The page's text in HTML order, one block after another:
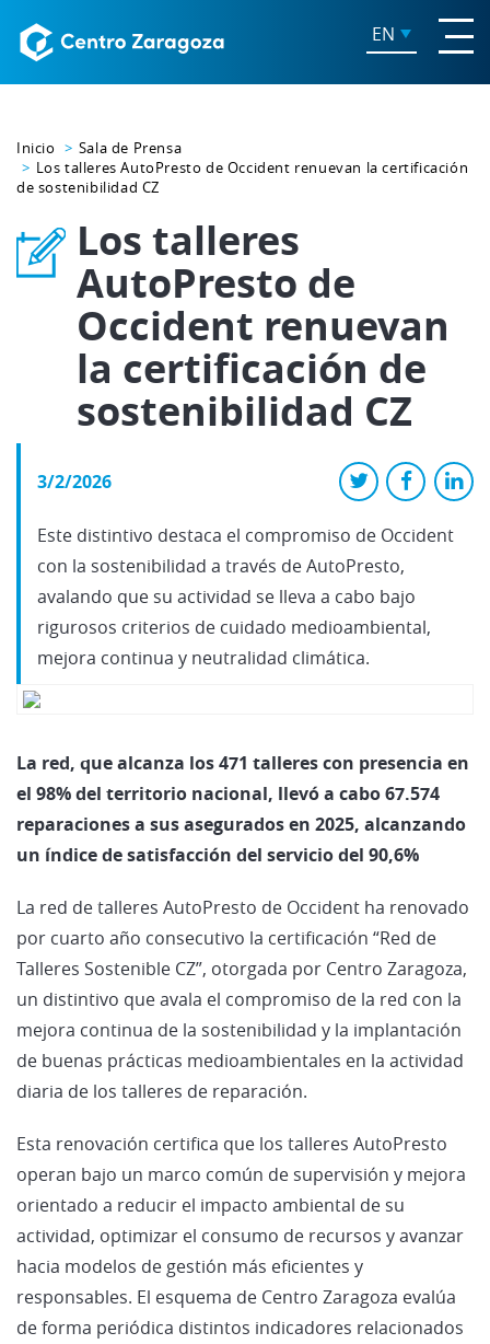
EN
Inicio
Sala de Prensa
Los talleres AutoPresto de Occident renuevan la certificación
de sostenibilidad CZ
Los talleres
AutoPresto de
Occident renuevan
la certificación de
sostenibilidad CZ
3/2/2026
Este distintivo destaca el compromiso de Occident
con la sostenibilidad a través de AutoPresto,
avalando que su actividad se lleva a cabo bajo
rigurosos criterios de cuidado medioambiental,
mejora continua y neutralidad climática.
La red, que alcanza los 471 talleres con presencia en
el 98% del territorio nacional, llevó a cabo 67.574
reparaciones a sus asegurados en 2025, alcanzando
un índice de satisfacción del servicio del 90,6%
La red de talleres AutoPresto de Occident ha renovado
por cuarto año consecutivo la certificación “Red de
Talleres Sostenible CZ”, otorgada por Centro Zaragoza,
un distintivo que avala el compromiso de la red con la
mejora continua de la sostenibilidad y la implantación
de buenas prácticas medioambientales en la actividad
diaria de los talleres de reparación.
Esta renovación certifica que los talleres AutoPresto
operan bajo un marco común de supervisión y mejora
orientado a reducir el impacto ambiental de su
actividad, optimizar el consumo de recursos y avanzar
hacia modelos de gestión más eficientes y
responsables. El esquema de Centro Zaragoza evalúa
de forma periódica distintos indicadores relacionados